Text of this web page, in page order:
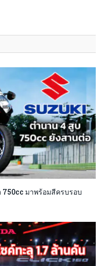
มาพร้อมสีครบรอบ